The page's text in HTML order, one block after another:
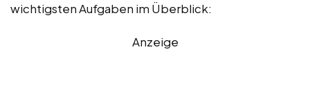
wichtigsten Aufgaben im Überblick:
Anzeige